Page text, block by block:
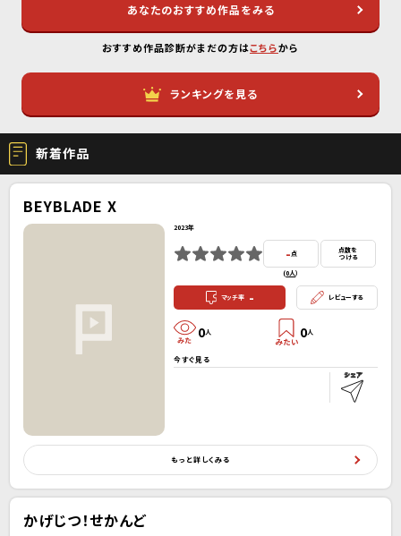
あなたのおすすめ作品をみる
おすすめ作品診断がまだの方はこちらから
ランキングを見る
新着作品
BEYBLADE X
2023年
-点
(0人）
点数を
つける
マッチ率 - レビューする
0人 0人
今すぐ見る
もっと詳しくみる
かげじつ！せかんど